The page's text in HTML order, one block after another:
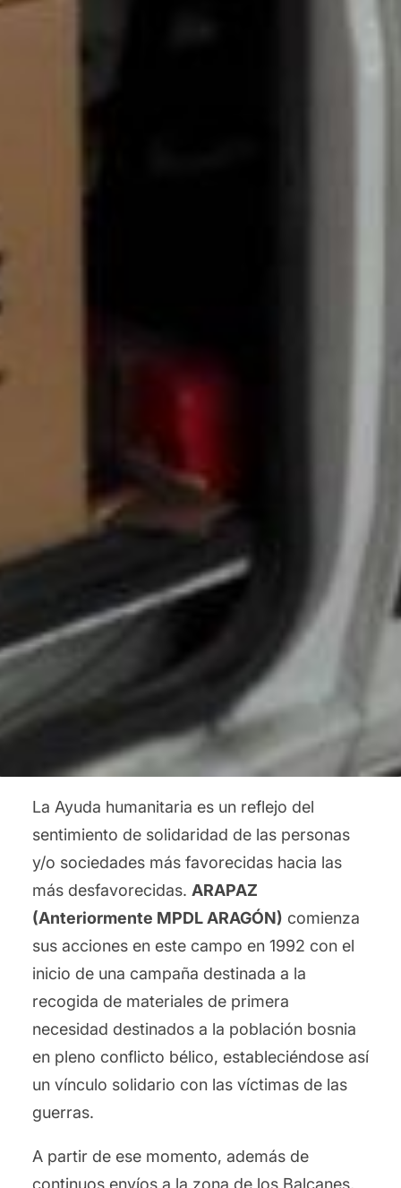
La Ayuda humanitaria es un reflejo del
sentimiento de solidaridad de las personas
y/o sociedades más favorecidas hacia las
más desfavorecidas. ARAPAZ
(Anteriormente MPDL ARAGÓN) comienza
sus acciones en este campo en 1992 con el
inicio de una campaña destinada a la
recogida de materiales de primera
necesidad destinados a la población bosnia
en pleno conflicto bélico, estableciéndose así
un vínculo solidario con las víctimas de las
guerras.
A partir de ese momento, además de
continuos envíos a la zona de los Balcanes,